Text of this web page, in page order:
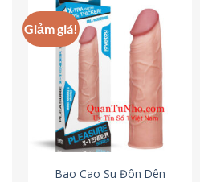
Giảm giá!
Bao Cao Su Đôn Dên